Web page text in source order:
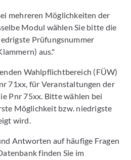
mehreren Möglichkeiten der
Modul wählen Sie bitte die
Prüfungsnummer
aus."
Wahlpflichtbereich (FÜW)
71xx, für Veranstaltungen der
Pnr 75xx. Bitte wählen bei
Möglichkeit bzw. niedrigste
wird.
Antworten auf häufige Fragen
finden Sie im